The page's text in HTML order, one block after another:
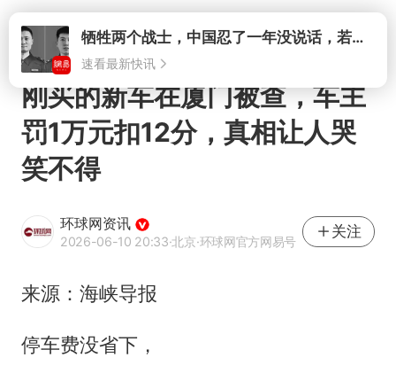
打开牺牲两个战士，中国忍了一年没说话，若菲律宾死了人，他会开战吗
速看最新快讯
刚买的新车在厦门被查，车主
罚1万元扣12分，真相让人哭
笑不得
环球网资讯
2026-06-10 20:33·北京·环球网官方网易号
关注
来源：海峡导报
停车费没省下，